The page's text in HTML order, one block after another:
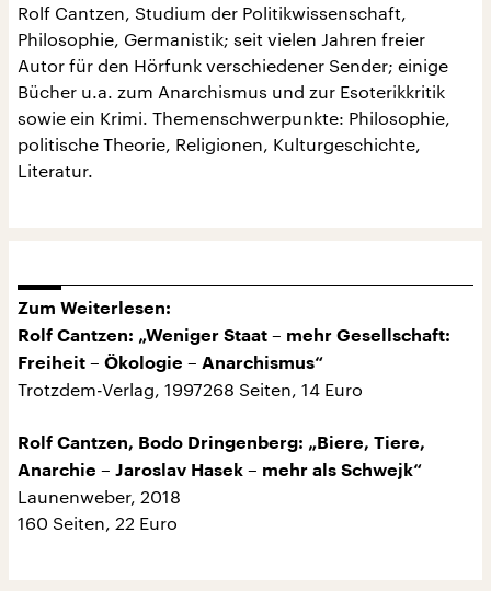
Rolf Cantzen, Studium der Politikwissenschaft,
Philosophie, Germanistik; seit vielen Jahren freier
Autor für den Hörfunk verschiedener Sender; einige
Bücher u.a. zum Anarchismus und zur Esoterikkritik
sowie ein Krimi. Themenschwerpunkte: Philosophie,
politische Theorie, Religionen, Kulturgeschichte,
Literatur.
Zum Weiterlesen:
Rolf Cantzen: „Weniger Staat – mehr Gesellschaft:
Freiheit – Ökologie – Anarchismus“
Trotzdem-Verlag, 1997268 Seiten, 14 Euro
Rolf Cantzen, Bodo Dringenberg: „Biere, Tiere,
Anarchie – Jaroslav Hasek – mehr als Schwejk“
Launenweber, 2018
160 Seiten, 22 Euro